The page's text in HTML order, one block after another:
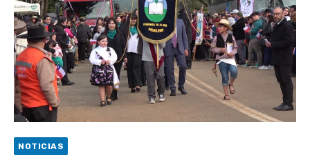
Retrospectiva 2026 | Capítulo 03: lessons on flight – Cecilia
Araneda
Cantor Popular Raúl Acevedo celebra 50 años de carrera en
Pichilemu
Cóctel de Sábado: Sistema frontal en Pichilemu junto al
alcalde Roberto Córdova
esterilización de mascotas
NOTICIAS